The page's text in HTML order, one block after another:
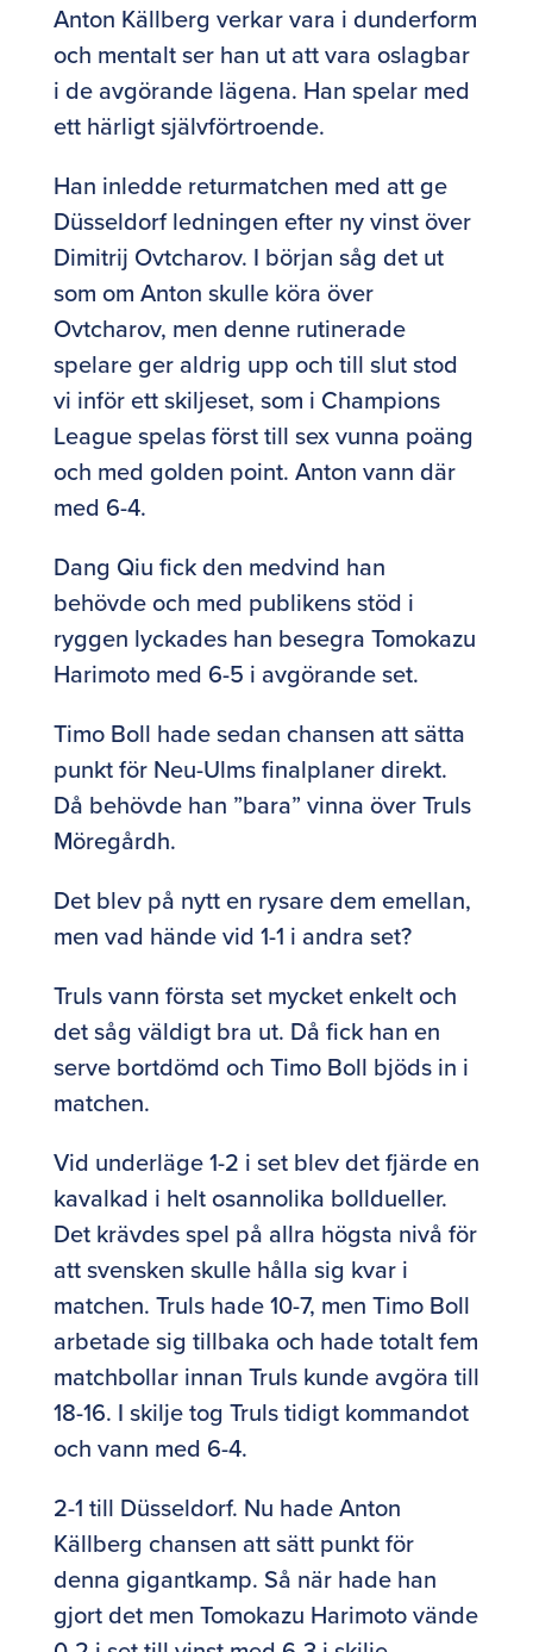
Anton Källberg verkar vara i dunderform
och mentalt ser han ut att vara oslagbar
i de avgörande lägena. Han spelar med
ett härligt självförtroende.
Han inledde returmatchen med att ge
Düsseldorf ledningen efter ny vinst över
Dimitrij Ovtcharov. I början såg det ut
som om Anton skulle köra över
Ovtcharov, men denne rutinerade
spelare ger aldrig upp och till slut stod
vi inför ett skiljeset, som i Champions
League spelas först till sex vunna poäng
och med golden point. Anton vann där
med 6-4.
Dang Qiu fick den medvind han
behövde och med publikens stöd i
ryggen lyckades han besegra Tomokazu
Harimoto med 6-5 i avgörande set.
Timo Boll hade sedan chansen att sätta
punkt för Neu-Ulms finalplaner direkt.
Då behövde han ”bara” vinna över Truls
Möregårdh.
Det blev på nytt en rysare dem emellan,
men vad hände vid 1-1 i andra set?
Truls vann första set mycket enkelt och
det såg väldigt bra ut. Då fick han en
serve bortdömd och Timo Boll bjöds in i
matchen.
Vid underläge 1-2 i set blev det fjärde en
kavalkad i helt osannolika bolldueller.
Det krävdes spel på allra högsta nivå för
att svensken skulle hålla sig kvar i
matchen. Truls hade 10-7, men Timo Boll
arbetade sig tillbaka och hade totalt fem
matchbollar innan Truls kunde avgöra till
18-16. I skilje tog Truls tidigt kommandot
och vann med 6-4.
2-1 till Düsseldorf. Nu hade Anton
Källberg chansen att sätt punkt för
denna gigantkamp. Så när hade han
gjort det men Tomokazu Harimoto vände